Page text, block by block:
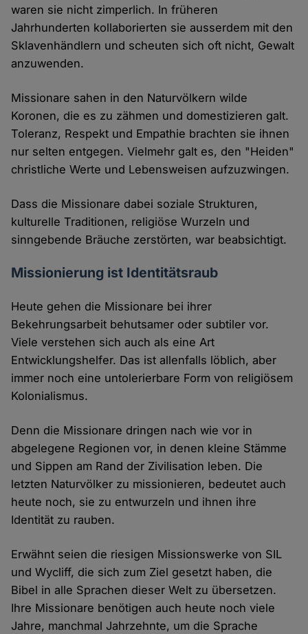
waren sie nicht zimperlich. In früheren
Jahrhunderten kollaborierten sie ausserdem mit den
Sklavenhändlern und scheuten sich oft nicht, Gewalt
anzuwenden.
Missionare sahen in den Naturvölkern wilde
Koronen, die es zu zähmen und domestizieren galt.
Toleranz, Respekt und Empathie brachten sie ihnen
nur selten entgegen. Vielmehr galt es, den "Heiden"
christliche Werte und Lebensweisen aufzuzwingen.
Dass die Missionare dabei soziale Strukturen,
kulturelle Traditionen, religiöse Wurzeln und
sinngebende Bräuche zerstörten, war beabsichtigt.
Missionierung ist Identitätsraub
Heute gehen die Missionare bei ihrer
Bekehrungsarbeit behutsamer oder subtiler vor.
Viele verstehen sich auch als eine Art
Entwicklungshelfer. Das ist allenfalls löblich, aber
immer noch eine untolerierbare Form von religiösem
Kolonialismus.
Denn die Missionare dringen nach wie vor in
abgelegene Regionen vor, in denen kleine Stämme
und Sippen am Rand der Zivilisation leben. Die
letzten Naturvölker zu missionieren, bedeutet auch
heute noch, sie zu entwurzeln und ihnen ihre
Identität zu rauben.
Erwähnt seien die riesigen Missionswerke von SIL
und Wycliff, die sich zum Ziel gesetzt haben, die
Bibel in alle Sprachen dieser Welt zu übersetzen.
Ihre Missionare benötigen auch heute noch viele
Jahre, manchmal Jahrzehnte, um die Sprache